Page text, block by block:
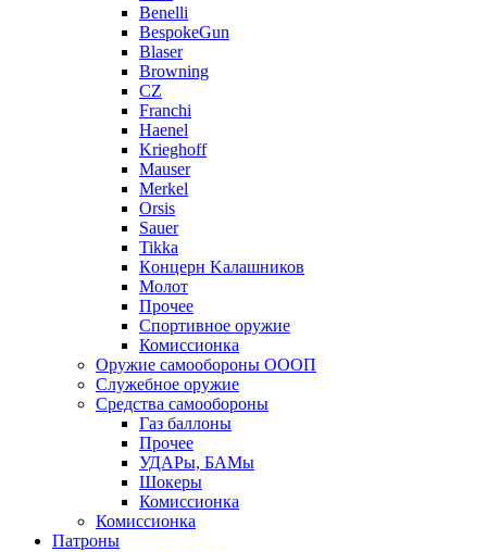
Benelli
BespokeGun
Blaser
Browning
CZ
Franchi
Haenel
Krieghoff
Mauser
Merkel
Orsis
Sauer
Tikka
Кoнцеpн Kалашников
Молот
Прочее
Спортивное оружие
Комиссионка
Оружие самообороны ОООП
Служебное оружие
Средства самообороны
Газ баллоны
Прочее
УДАРы, БАМы
Шокеры
Комиссионка
Комиссионка
Патроны